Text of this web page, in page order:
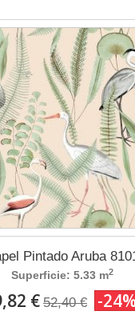
Pintado Aruba
Superficie: 5.33 m2
€ 52,40 € -